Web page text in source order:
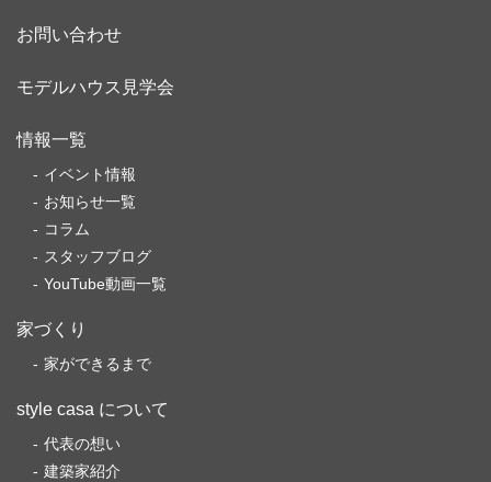
お問い合わせ
モデルハウス見学会
情報一覧
イベント情報
お知らせ一覧
コラム
スタッフブログ
YouTube動画一覧
家づくり
家ができるまで
style casa について
代表の想い
建築家紹介